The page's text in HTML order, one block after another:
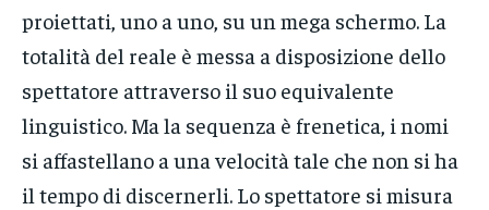
proiettati, uno a uno, su un mega schermo. La
totalità del reale è messa a disposizione dello
spettatore attraverso il suo equivalente
linguistico. Ma la sequenza è frenetica, i nomi
si affastellano a una velocità tale che non si ha
il tempo di discernerli. Lo spettatore si misura